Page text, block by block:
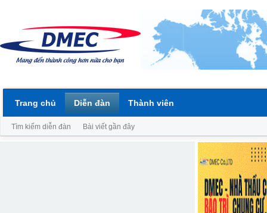
Trang chủ Diễn đàn
Tìm kiếm diễn đàn Bài viết gần đây
Thành viên